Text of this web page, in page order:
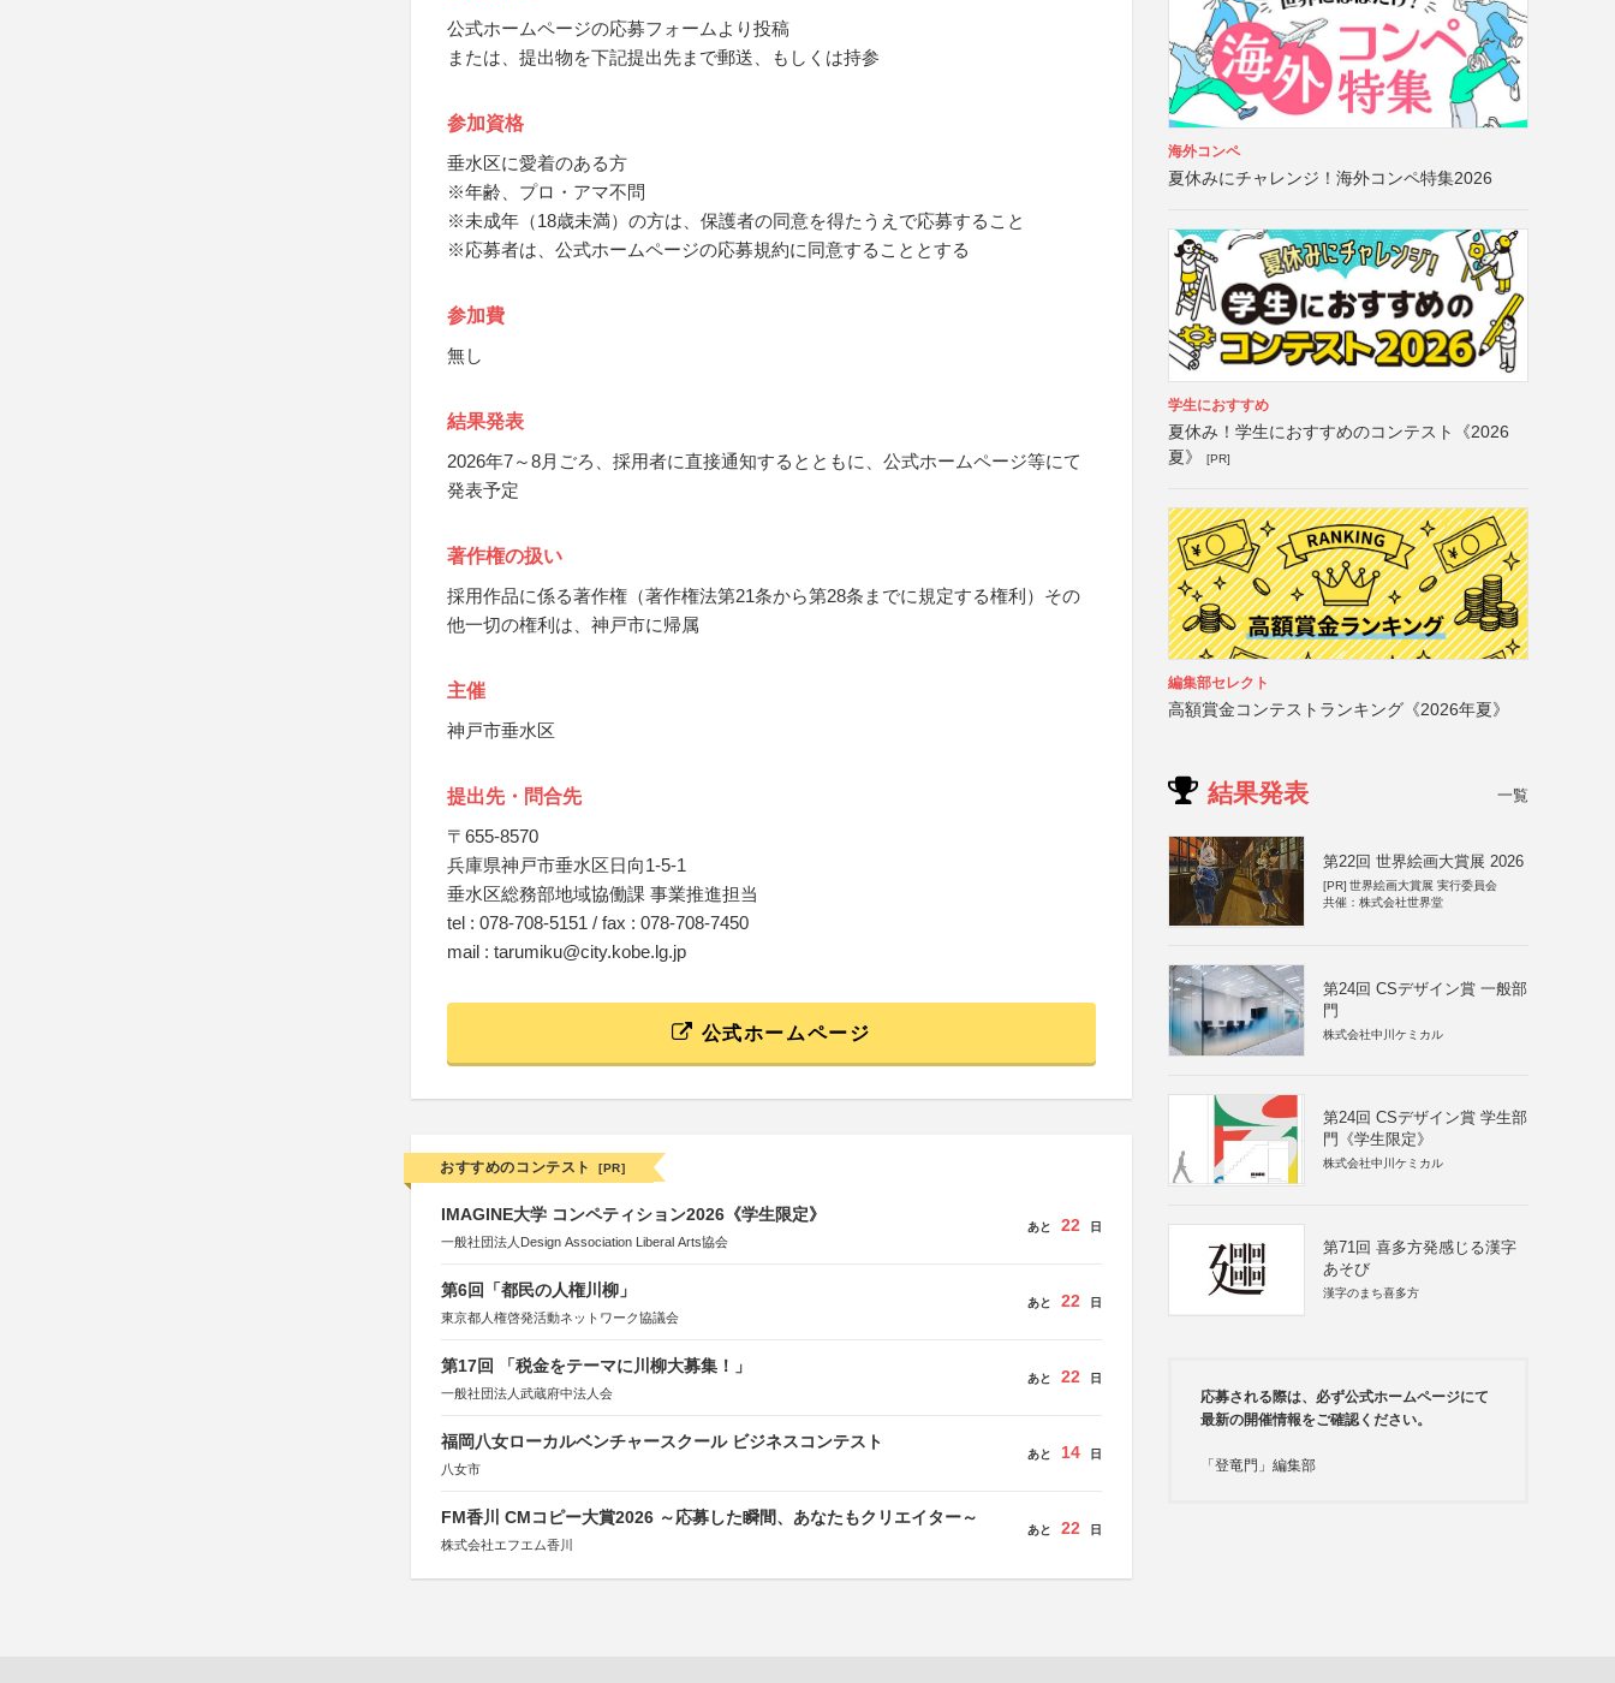
公式ホームページの応募フォームより投稿
または、提出物を下記提出先まで郵送、もしくは持参
参加資格
垂水区に愛着のある方
※年齢、プロ・アマ不問
※未成年（18歳未満）の方は、保護者の同意を得たうえで応募すること
※応募者は、公式ホームページの応募規約に同意することとする
参加費
無し
結果発表
2026年7～8月ごろ、採用者に直接通知するとともに、公式ホームページ等にて
発表予定
著作権の扱い
採用作品に係る著作権（著作権法第21条から第28条までに規定する権利）その
他一切の権利は、神戸市に帰属
主催
神戸市垂水区
提出先・問合先
〒655-8570
兵庫県神戸市垂水区日向1-5-1
垂水区総務部地域協働課 事業推進担当
tel : 078-708-5151 / fax : 078-708-7450
mail : tarumiku@city.kobe.lg.jp
公式ホームページ
おすすめのコンテスト [PR]
IMAGINE大学 コンペティション2026《学生限定》
一般社団法人Design Association Liberal Arts協会
あと 22 日
第6回「都民の人権川柳」
東京都人権啓発活動ネットワーク協議会
あと 22 日
第17回 「税金をテーマに川柳大募集！」
一般社団法人武蔵府中法人会
あと 22 日
福岡八女ローカルベンチャースクール ビジネスコンテスト
八女市
あと 14 日
FM香川 CMコピー大賞2026 ～応募した瞬間、あなたもクリエイター～
株式会社エフエム香川
あと 22 日
海外コンペ
夏休みにチャレンジ！海外コンペ特集2026
学生におすすめ
夏休み！学生におすすめのコンテスト《2026
夏》
[PR]
編集部セレクト
高額賞金コンテストランキング《2026年夏》
結果発表 一覧
第22回 世界絵画大賞展 2026
[PR] 世界絵画大賞展 実行委員会
共催：株式会社世界堂
第24回 CSデザイン賞 一般部
門
株式会社中川ケミカル
第24回 CSデザイン賞 学生部
門《学生限定》
株式会社中川ケミカル
第71回 喜多方発感じる漢字
あそび
漢字のまち喜多方
応募される際は、必ず公式ホームページにて
最新の開催情報をご確認ください。
「登竜門」編集部